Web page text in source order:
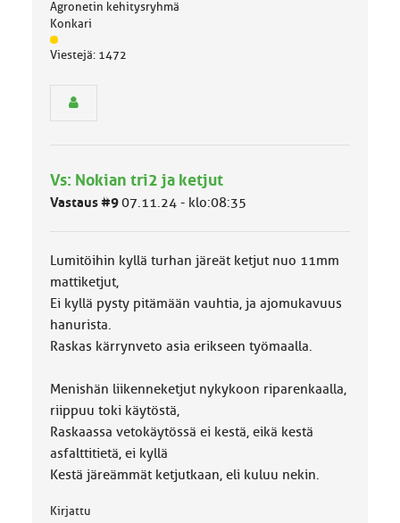
Agronetin kehitysryhmä
Konkari
J
ä
m
ä
k
k
a
Viestejä: 1472
Vs: Nokian tri2 ja ketjut
Vastaus #907.11.24 - klo:08:35
Lumitöihin kyllä turhan järeät ketjut nuo 11mm
mattiketjut,
Ei kyllä pysty pitämään vauhtia, ja ajomukavuus
hanurista.
Raskas kärrynveto asia erikseen työmaalla.
Menishän liikenneketjut nykykoon riparenkaalla,
riippuu toki käytöstä,
Raskaassa vetokäytössä ei kestä, eikä kestä
asfalttitietä, ei kyllä
Kestä järeämmät ketjutkaan, eli kuluu nekin.
Kirjattu